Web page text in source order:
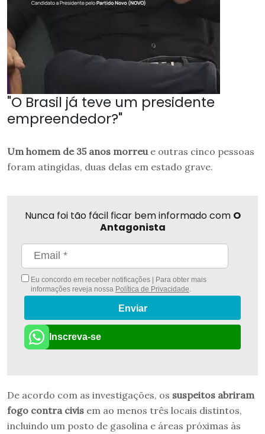
"O Brasil já teve um presidente
empreendedor?"
Um homem de 35 anos morreu e outras cinco pessoas
foram atingidas, duas delas em estado grave.
Nunca foi tão fácil ficar bem informado com O
Antagonista
Eu concordo em receber notificações | Para obter mais
informações reveja nossa Política de Privacidade
Enviar
Inscreva-se
De acordo com as investigações, os suspeitos abriram
fogo contra civis em ao menos três locais distintos,
incluindo um posto de gasolina e áreas próximas às